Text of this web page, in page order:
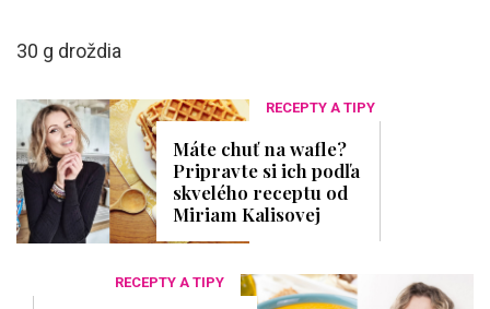
30 g droždia
RECEPTY A TIPY
Máte chuť na wafle?
Pripravte si ich podľa
skvelého receptu od
Miriam Kalisovej
RECEPTY A TIPY